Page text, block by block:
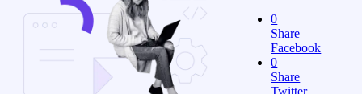
0
Share
Facebook
0
Share
Twitter